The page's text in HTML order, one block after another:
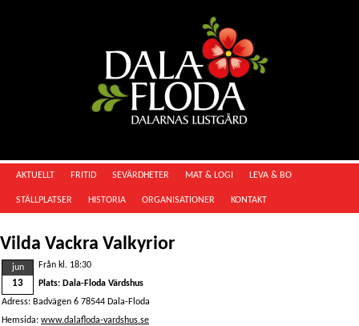
AKTUELLT FRITID SEVÄRDHETER MAT & LOGI LEVA & BO
STÄLLPLATSER HISTORIA ORGANISATIONER KONTAKT
Vilda Vackra Valkyrior
jun
13
Från kl. 18:30
Plats: Dala-Floda Värdshus
Adress: Badvägen 6 78544 Dala-Floda
Hemsida: www.dalafloda-vardshus.se